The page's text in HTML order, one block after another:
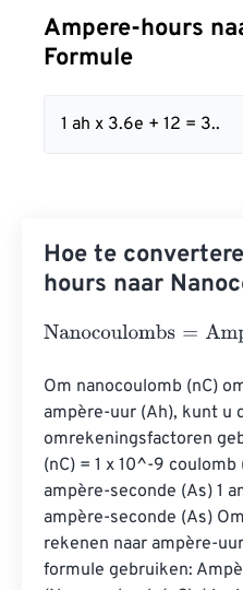
Ampere-hours
Formule
1 ah x 3.6e + 12 = 3..
Hoe te
hours naar
Nanocoulombs=
Om nanocoulomb (nC)
ampère-uur (Ah), kunt u
omrekeningsfactoren
(nC) = 1 x 10^-9 coulomb
ampère-seconde (A·s) 1
ampère-seconde (A·s)
rekenen naar ampère-
formule gebruiken: